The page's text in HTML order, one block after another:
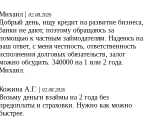
| 02.08.2026
день, ищу кредит на развитие бизнеса,
не дают, поэтому обращаюсь за
к частным займодателям. Надеюсь на
ответ, с меня честность, ответственность
долговых обязательств, залог
обсудить. 340000 на 1 или 2 года.
А.Г. | 02.08.2026
деньги взаймы на 2 года без
и страховки. Нужно как можно